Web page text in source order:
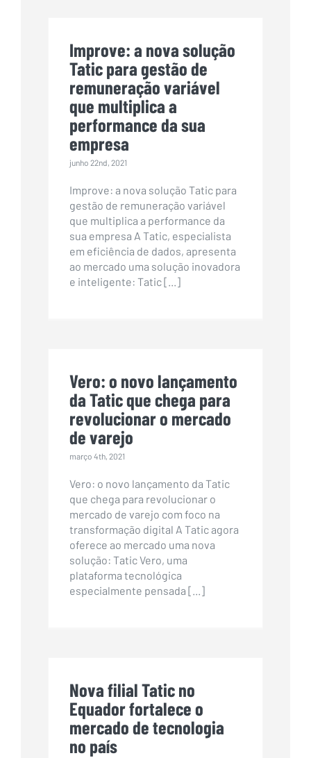
Improve: a nova solução
Tatic para gestão de
remuneração variável
que multiplica a
performance da sua
empresa
junho 22nd, 2021
Improve: a nova solução Tatic para
gestão de remuneração variável
que multiplica a performance da
sua empresa A Tatic, especialista
em eficiência de dados, apresenta
ao mercado uma solução inovadora
e inteligente: Tatic [...]
Vero: o novo lançamento
da Tatic que chega para
revolucionar o mercado
de varejo
março 4th, 2021
Vero: o novo lançamento da Tatic
que chega para revolucionar o
mercado de varejo com foco na
transformação digital A Tatic agora
oferece ao mercado uma nova
solução: Tatic Vero, uma
plataforma tecnológica
especialmente pensada [...]
Nova filial Tatic no
Equador fortalece o
mercado de tecnologia
no país